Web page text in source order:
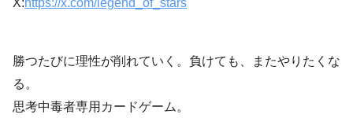
勝つたびに理性が削れていく。負けても、またやりたくな
る。
思考中毒者専用カードゲーム。